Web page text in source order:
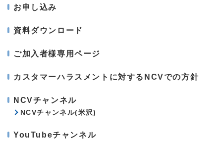
お申し込み
資料ダウンロード
ご加入者様専用ページ
カスタマーハラスメントに対するNCVでの方針
NCVチャンネル
NCVチャンネル(米沢)
YouTubeチャンネル